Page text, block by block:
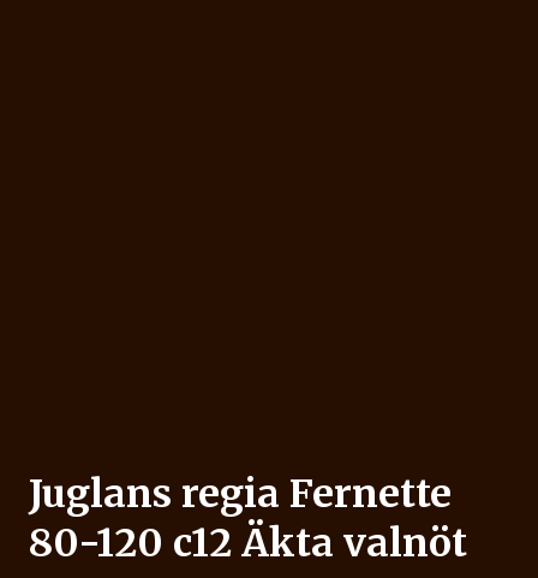
Juglans regia Fernette
80-120 c12 Äkta valnöt